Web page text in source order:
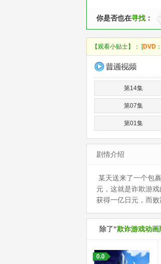
你是否也在寻找 ：
【观看小贴士】： [DVD
第14集
第07集
第01集
剧情介绍
某天送来了一个包
元，这就是诈欺游
获得一亿日元，而
除了"欺诈游戏动画
0.0